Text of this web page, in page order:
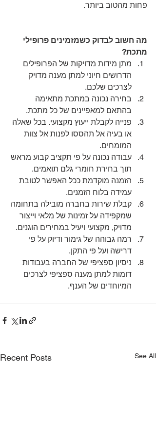
פחות מהטוב ביותר.
מה חשוב לבדוק כשמזמינים פרופילי
מתכת?
מתן מידות מדויקות של הפרופילים
הדרושים חיוני למתן מענה מדויק
לצרכים שלכם.
בחירה נכונה במתכת מתאימה
בהתאם למאפיינים של כל מתכת.
פנייה לקבלת ייעוץ מקצועי. בכל שאלה
או בעיה אל תהססו לפנות אל צוות
המומחים.
עבודה נכונה על פי תקציב קבוע מראש
תוך בחירת חומרי גלם תואמים.
הזמנה מוקדמת ככל האפשר לטובת
עמידה בלוח הזמנים.
קבלת שירות בחברה מובילה בתחומה
שמקפידה על זמינות של מלאי וייצור
מדויק, מקצועי ויעיל במחירים הוגנים.
רמה גבוהה של גימור ודיוק על פי
דרישה ועל פי התקן.
ניסיון ספציפי של החברה בעבודות
דומות למתן מענה ספציפי לצרכים
המיוחדים של הענף.
Recent Posts See All